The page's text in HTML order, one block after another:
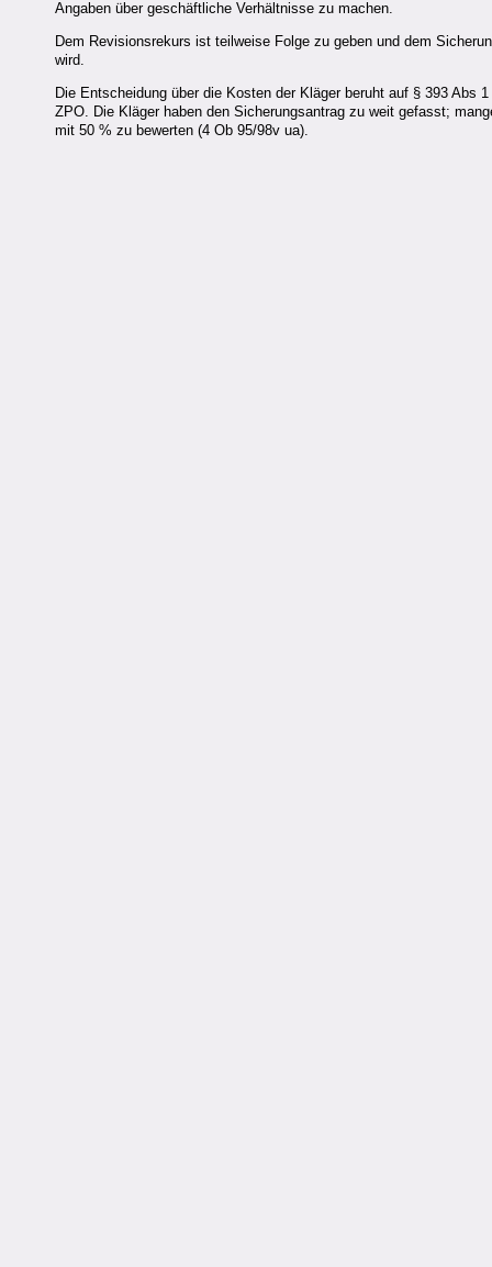
Angaben über geschäftliche Verhältnisse zu machen.
Dem Revisionsrekurs ist teilweise Folge zu geben und dem
wird.
Die Entscheidung über die Kosten der Kläger beruht auf § 393
ZPO. Die Kläger haben den Sicherungsantrag zu weit gefasst;
mit 50 % zu bewerten (4 Ob 95/98v ua).